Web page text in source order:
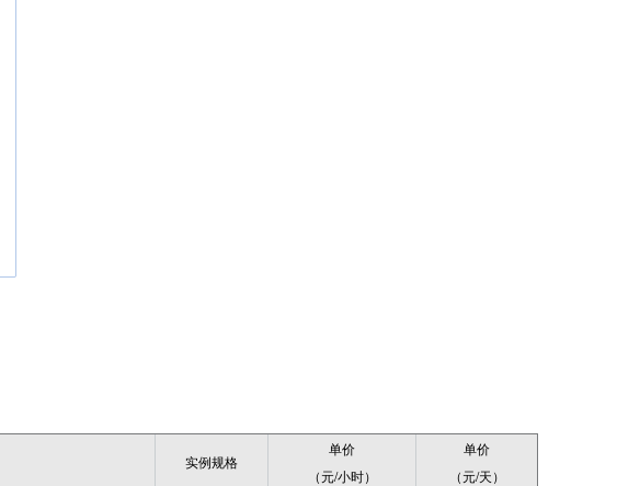
实例规格
单价
（元/小时）
单价
（元/天）